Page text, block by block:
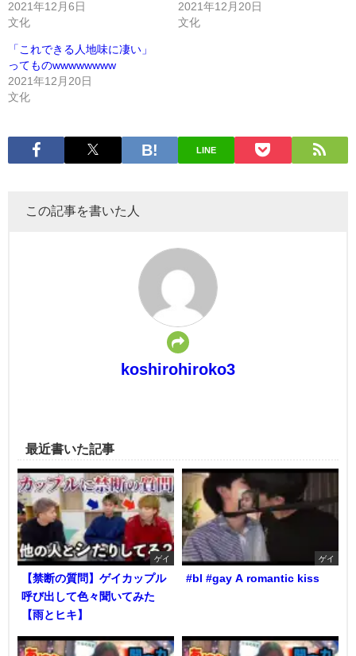
2021年12月6日
文化
2021年12月20日
文化
「これできる人地味に凄い」
ってものwwwwwwww
2021年12月20日
文化
LINE
この記事を書いた人
koshirohiroko3
最近書いた記事
ゲイ
【禁断の質問】ゲイカップル
呼び出して色々聞いてみた
【雨とヒキ】
ゲイ
#bl #gay A romantic kiss